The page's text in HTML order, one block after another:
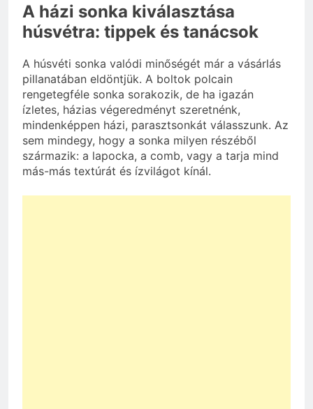
A házi sonka kiválasztása
húsvétra: tippek és tanácsok
A húsvéti sonka valódi minőségét már a vásárlás
pillanatában eldöntjük. A boltok polcain
rengetegféle sonka sorakozik, de ha igazán
ízletes, házias végeredményt szeretnénk,
mindenképpen házi, parasztsonkát válasszunk. Az
sem mindegy, hogy a sonka milyen részéből
származik: a lapocka, a comb, vagy a tarja mind
más-más textúrát és ízvilágot kínál.